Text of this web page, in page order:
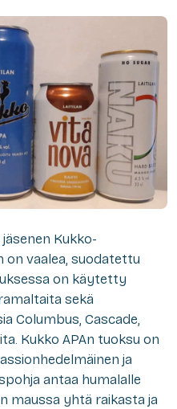
Kukko-
on vaalea, suodatettu
on käytetty
sekä
Columbus, Cascade,
Kukko APAn tuoksu on
ja
antaa humalalle
maussa yhtä raikasta ja